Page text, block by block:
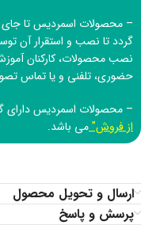
– محصولات اسمردیس تا
گردد تا نصب و استقرار آن
نصب محصولات، کارکنان
حضوری، تلفنی و یا تماس
– محصولات اسمردیس دارای
از فروش”می باشد.
ارسال و تحویل محصول
پرسش و پاسخ